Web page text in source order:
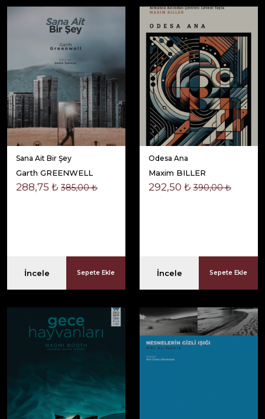
Sana Ait Bir Şey
Garth GREENWELL
288,75 ₺ 385,00 ₺
İncele Sepete Ekle
Odesa Ana
Maxim BILLER
292,50 ₺ 390,00 ₺
İncele Sepete Ekle